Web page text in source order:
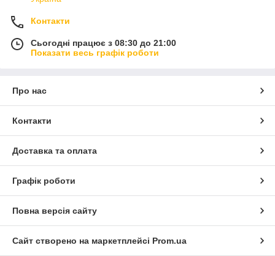
Контакти
Сьогодні працює з 08:30 до 21:00
Показати весь графік роботи
Про нас
Контакти
Доставка та оплата
Графік роботи
Повна версія сайту
Сайт створено на маркетплейсі Prom.ua